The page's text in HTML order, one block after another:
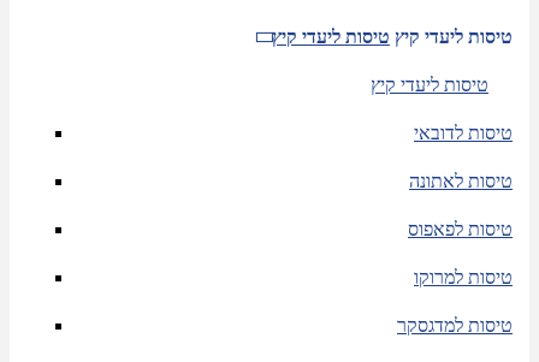
טיסות ליעדי קיץ טיסות ליעדי קיץ
טיסות ליעדי קיץ
טיסות לדובאי
טיסות לאתונה
טיסות לפאפוס
טיסות למרוקו
טיסות למדגסקר